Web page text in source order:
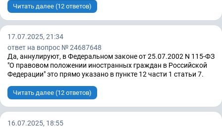
Читать далее (12 ответов)
17.07.2025, 21:34
ответ на вопрос № 24687648
Да, аннулируют, в Федеральном законе от 25.07.2002 N 115-ФЗ
"О правовом положении иностранных граждан в Российской
Федерации" это прямо указано в пункте 12 части 1 статьи 7.
Читать далее (12 ответов)
16.07.2025, 18:55